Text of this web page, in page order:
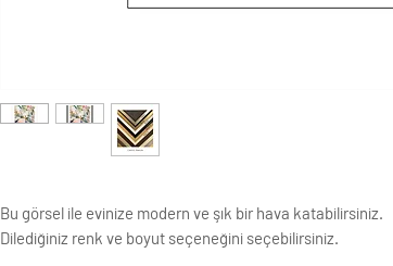
Bu görsel ile evinize modern ve şık bir hava katabilirsiniz.
Dilediğiniz renk ve boyut seçeneğini seçebilirsiniz.